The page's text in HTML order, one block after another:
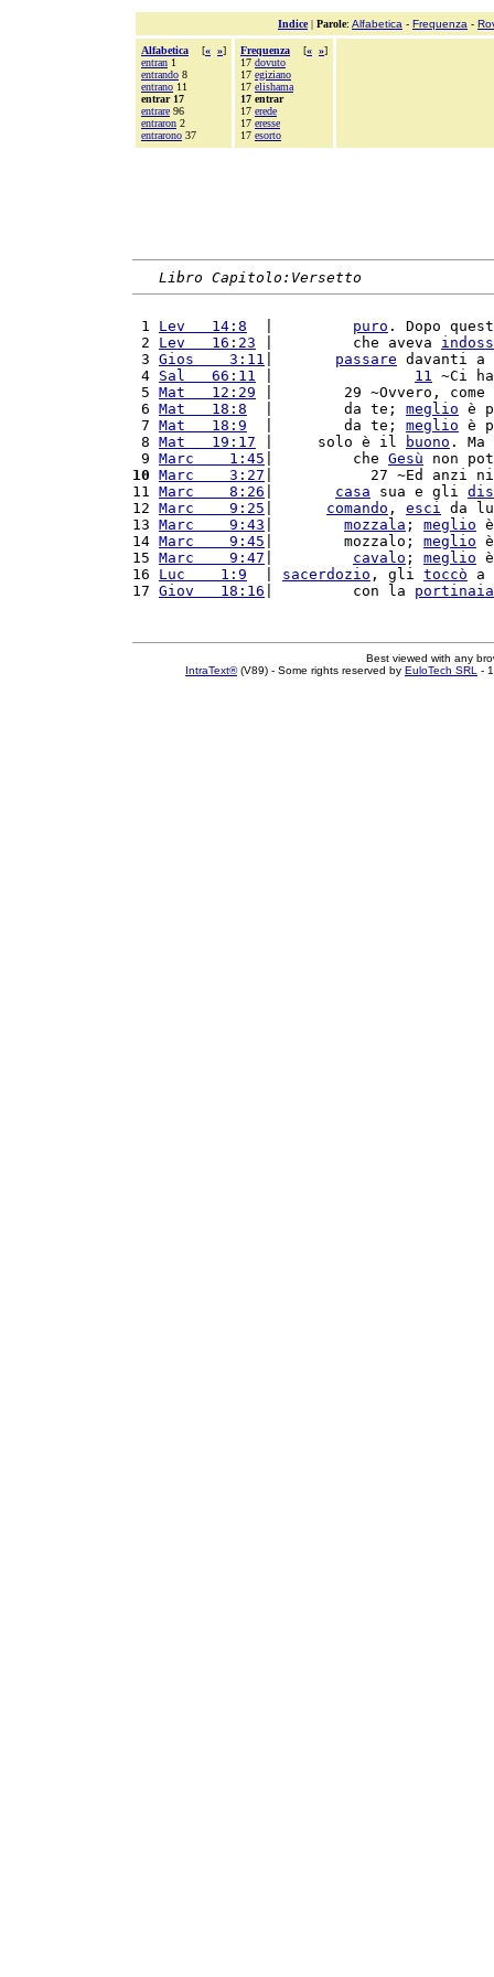
Indice| Parole: Alfabetica - Frequenza -
Alfabetica [« »]
entran 1
entrando 8
entrano 11
entrar 17
entrare 96
entraron 2
entrarono 37
Frequenza [« »]
17 dovuto
17 egiziano
17 elishama
17 entrar
17 erede
17 eresse
17 esorto
Libro Capitolo:Versetto
1 Lev   14:8 puro . Dopo
2 Lev   16:23 |         che aveva
3 Gios    3:11 passare davanti
4 Sal   66:11 11 ~Ci
5 Mat   12:29 |        29 ~Ovvero, come
6 Mat   18:8
  |        da te;
meglio è
7 Mat   18:9
  |        da te;
meglio è
8 Mat   19:17 |     solo è il buono .
9 Marc    1:45 |         che Gesù non
10 Marc    3:27 |           27 ~Ed anzi
11 Marc    8:26 casa sua e gli
12 Marc    9:25 comando , esci da
13 Marc    9:43 mozzala ; meglio
14 Marc    9:45 |        mozzalo; meglio
15 Marc    9:47 cavalo ; meglio
16 Luc    1:9 sacerdozio , gli toccò a
17 Giov   18:16 |         con la portinaia
Best viewed with any
IntraText®(V89) - Some rights reserved by EuloTech SRL -